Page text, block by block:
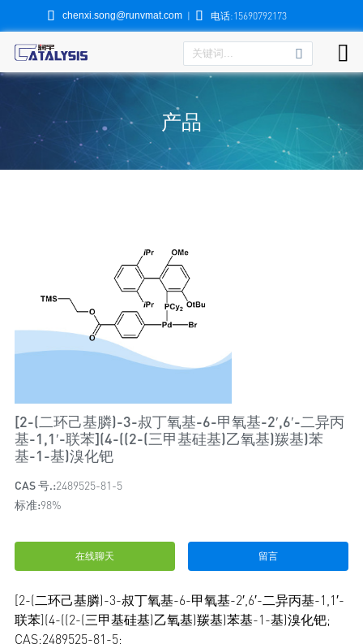
 chenxi.song@runvmat.com |  电话:15690792173

产品
[2-(二环己基膦)-3-叔丁氧基-6-甲氧基-2′,6′-二异丙
基-1,1′-联苯](4-((2-(三甲基硅基)乙氧基)羰基)苯
基-1-基)溴化钯
CAS 号.:2489525-81-5
标准:98%
在线聊天 留言
[2-(二环己基膦)-3-叔丁氧基-6-甲氧基-2′,6′-二异丙基-1,1′-
联苯](4-((2-(三甲基硅基)乙氧基)羰基)苯基-1-基)溴化钯;
CAS:2489525-81-5;